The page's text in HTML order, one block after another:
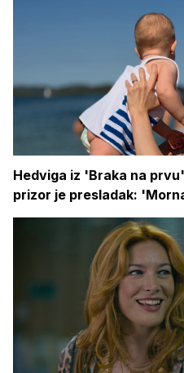
Hedviga iz 'Braka na
prizor je presladak: